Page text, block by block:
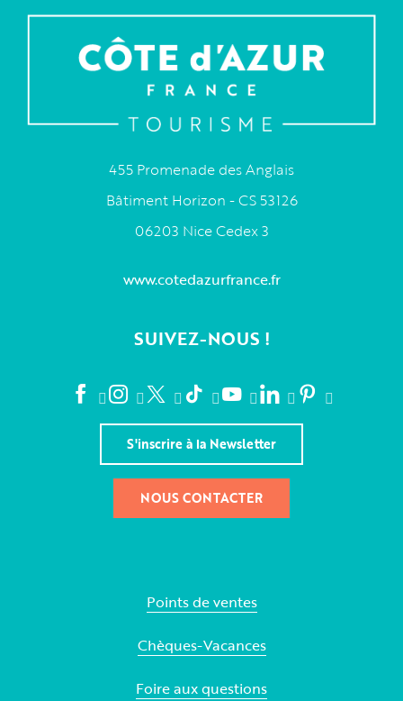
455 Promenade des Anglais
Bâtiment Horizon - CS 53126
06203 Nice Cedex 3
www.cotedazurfrance.fr
SUIVEZ-NOUS !
S'inscrire à la Newsletter
NOUS CONTACTER
Points de ventes
Chèques-Vacances
Foire aux questions